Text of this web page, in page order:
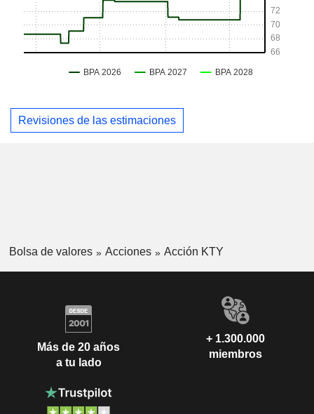
Revisiones de las estimaciones
Bolsa de valores Acciones Acción KTY
Más de 20 años
a tu lado
+ 1.300.000
miembros